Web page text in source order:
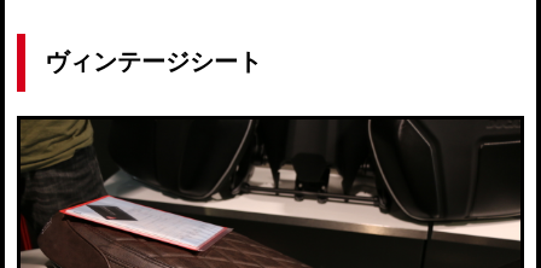
ヴィンテージシート